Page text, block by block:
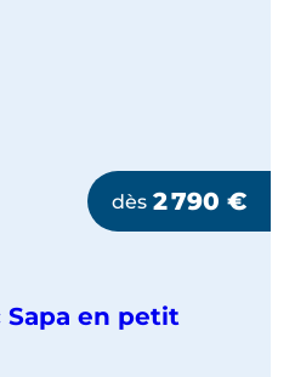
dès 2 790 €
Sapa en petit